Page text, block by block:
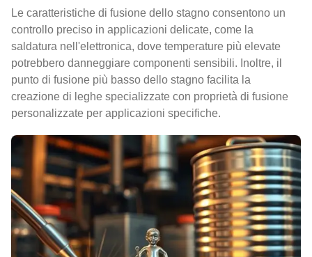
Le caratteristiche di fusione dello stagno consentono un
controllo preciso in applicazioni delicate, come la
saldatura nell'elettronica, dove temperature più elevate
potrebbero danneggiare componenti sensibili. Inoltre, il
punto di fusione più basso dello stagno facilita la
creazione di leghe specializzate con proprietà di fusione
personalizzate per applicazioni specifiche.